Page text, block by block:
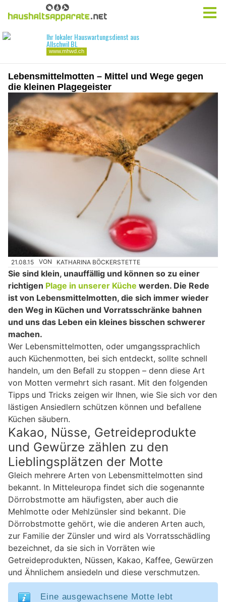
Lebensmittelmotten – Mittel und Wege gegen
die kleinen Plagegeister
21.08.15 VON KATHARINA BÖCKERSTETTE
Sie sind klein, unauffällig und können so zu einer
richtigen Plage in unserer Küche werden. Die Rede
ist von Lebensmittelmotten, die sich immer wieder
den Weg in Küchen und Vorratsschränke bahnen
und uns das Leben ein kleines bisschen schwerer
machen.
Wer Lebensmittelmotten, oder umgangssprachlich
auch Küchenmotten, bei sich entdeckt, sollte schnell
handeln, um den Befall zu stoppen – denn diese Art
von Motten vermehrt sich rasant. Mit den folgenden
Tipps und Tricks zeigen wir Ihnen, wie Sie sich vor den
lästigen Ansiedlern schützen können und befallene
Küchen säubern.
Kakao, Nüsse, Getreideprodukte
und Gewürze zählen zu den
Lieblingsplätzen der Motte
Gleich mehrere Arten von Lebensmittelmotten sind
bekannt. In Mitteleuropa findet sich die sogenannte
Dörrobstmotte am häufigsten, aber auch die
Mehlmotte oder Mehlzünsler sind bekannt. Die
Dörrobstmotte gehört, wie die anderen Arten auch,
zur Familie der Zünsler und wird als Vorratsschädling
bezeichnet, da sie sich in Vorräten wie
Getreideprodukten, Nüssen, Kakao, Kaffee, Gewürzen
und Ähnlichem ansiedeln und diese verschmutzen.
Eine ausgewachsene Motte lebt